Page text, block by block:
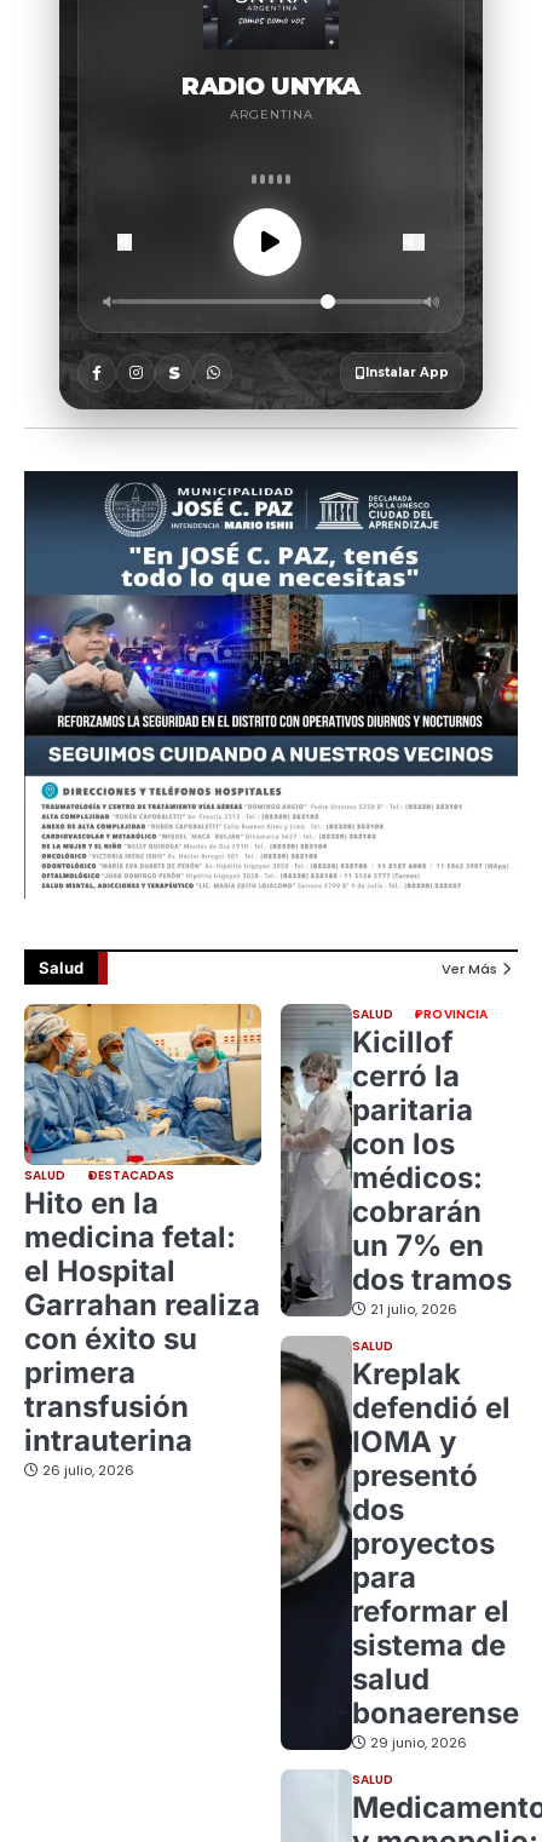
Salud Ver Más
SALUD DESTACADAS
Hito en la
medicina fetal:
el Hospital
Garrahan realiza
con éxito su
primera
transfusión
intrauterina
26 julio, 2026
SALUD PROVINCIA
Kicillof
cerró la
paritaria
con los
médicos:
cobrarán
un 7% en
dos tramos
21 julio, 2026
SALUD
Kreplak
defendió el
IOMA y
presentó
dos
proyectos
para
reformar el
sistema de
salud
bonaerense
29 junio, 2026
SALUD